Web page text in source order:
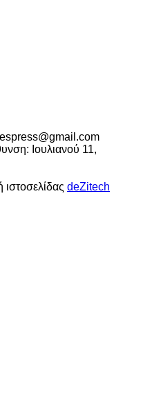
Ιουλιανού 11,
deZitech